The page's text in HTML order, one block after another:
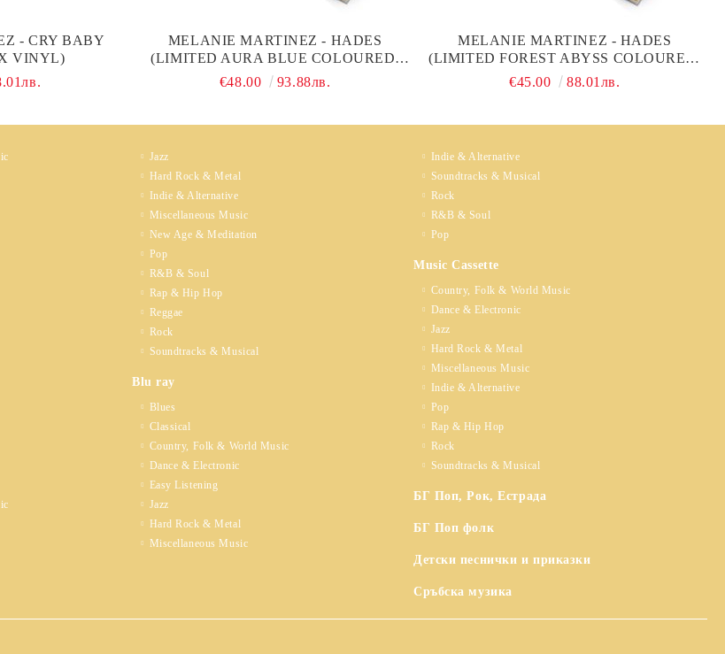
- CRY BABY
VINYL)
MELANIE MARTINEZ - HADES
(LIMITED AURA BLUE COLOURED,
20PG. BOOKLET & POSTER) (2 X
€48.00 93.88лв.
MELANIE MARTINEZ - HADES
(LIMITED FOREST ABYSS COLOURED,
20PG. BOOKLET & POSTER) (2 X
€45.00 88.01лв.
Jazz
Hard Rock & Metal
Indie & Alternative
Miscellaneous Music
New Age & Meditation
Pop
R&B & Soul
Rap & Hip Hop
Reggae
Rock
Soundtracks & Musical
Blu ray
Blues
Classical
Country, Folk & World Music
Dance & Electronic
Easy Listening
Jazz
Hard Rock & Metal
Miscellaneous Music
Indie & Alternative
Soundtracks & Musical
Rock
R&B & Soul
Pop
Music Cassette
Country, Folk & World Music
Dance & Electronic
Jazz
Hard Rock & Metal
Miscellaneous Music
Indie & Alternative
Pop
Rap & Hip Hop
Rock
Soundtracks & Musical
БГ Поп, Рок, Естрада
БГ Поп фолк
Детски песнички и приказки
Сръбска музика